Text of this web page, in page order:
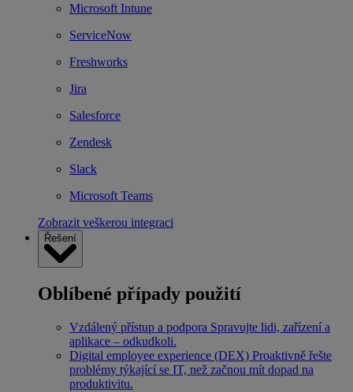
Microsoft Intune
ServiceNow
Freshworks
Jira
Salesforce
Zendesk
Slack
Microsoft Teams
Zobrazit veškerou integraci
Řešení
Oblíbené případy použití
Vzdálený přístup a podpora Spravujte lidi, zařízení a
aplikace – odkudkoli.
Digital employee experience (DEX) Proaktivně řešte
problémy týkající se IT, než začnou mít dopad na
produktivitu.